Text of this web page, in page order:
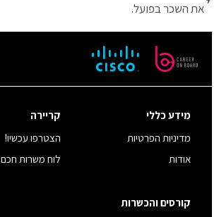
את השכר בפועל.
מידע כללי
מדיניות הפרטיות
אודות
קריירה
הצטרפו עכשיו!
לוח משרות חכם
קורסים והכשרות